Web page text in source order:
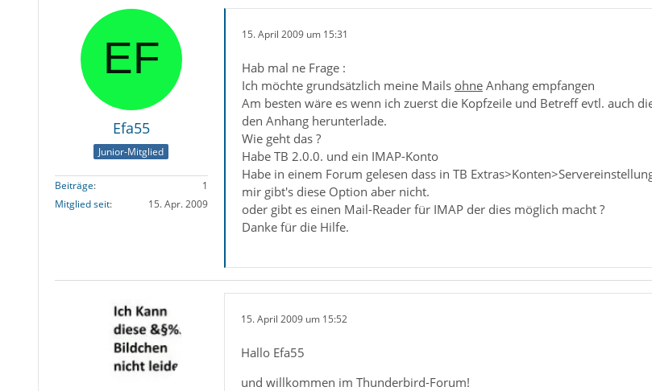
Efa55
Junior-Mitglied
Beiträge
1
Mitglied seit
15. Apr. 2009
15. April 2009 um 15:31
Hab mal ne Frage :
Ich möchte grundsätzlich meine Mails ohneAnhang empfangen
Am besten wäre es wenn ich zuerst die Kopfzeile und Betreff evtl. auch
den Anhang herunterlade.
Wie geht das ?
Habe TB 2.0.0. und ein IMAP-Konto
Habe in einem Forum gelesen dass in TB
mir gibt's diese Option aber nicht.
oder gibt es einen Mail-Reader für IMAP der dies möglich macht ?
Danke für die Hilfe.
15. April 2009 um 15:52
Hallo Efa55
und willkommen im Thunderbird-Forum!